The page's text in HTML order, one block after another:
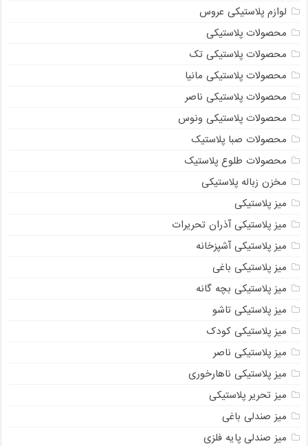
لوازم پلاستیکی عروس
محصولات پلاستیکی
محصولات پلاستیکی تک
محصولات پلاستیکی مانیا
محصولات پلاستیکی ناصر
محصولات پلاستیکی ونوس
محصولات صبا پلاستیک
محصولات طلوع پلاستیک
مخزن زباله پلاستیکی
میز پلاستیکی
میز پلاستیکی آذران تحریرات
میز پلاستیکی آشپزخانه
میز پلاستیکی باغی
میز پلاستیکی بچه گانه
میز پلاستیکی تاشو
میز پلاستیکی کودک
میز پلاستیکی ناصر
میز پلاستیکی ناهارخوری
میز تحریر پلاستیکی
میز صندلی باغی
میز صندلی پایه فلزی